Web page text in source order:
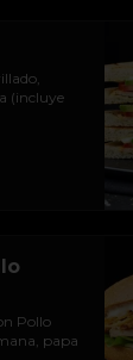
(incluye
Pollo
papa